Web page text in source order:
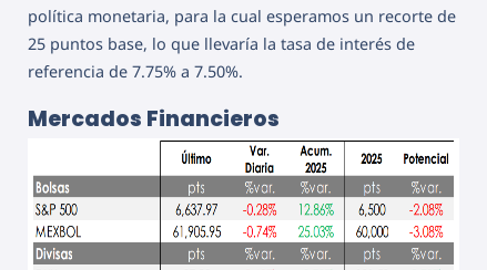
política monetaria, para la cual esperamos un recorte de
25 puntos base, lo que llevaría la tasa de interés de
referencia de 7.75% a 7.50%.
Mercados Financieros